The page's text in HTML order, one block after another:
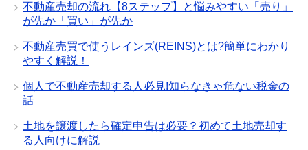
不動産売却の流れ【8ステップ】と悩みやすい「売り」
が先か「買い」が先か
不動産売買で使うレインズ(REINS)とは?簡単にわかり
やすく解説！
個人で不動産売却する人必見!知らなきゃ危ない税金の
話
土地を譲渡したら確定申告は必要？初めて土地売却す
る人向けに解説